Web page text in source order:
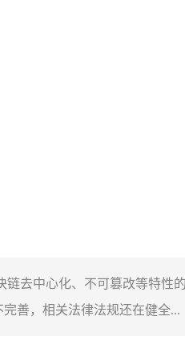
去中心化、不可篡改等特性
善，相关法律法规还在健全...